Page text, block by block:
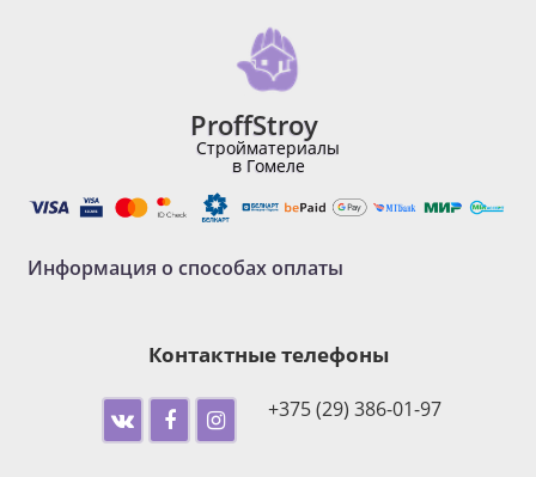
ProffStroy
Стройматериалы
в Гомеле
Информация о способах оплаты
Контактные телефоны
+375 (29) 386-01-97